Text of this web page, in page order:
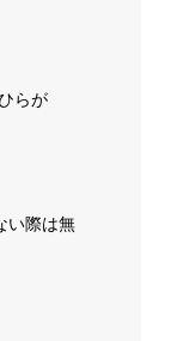
らが
い際は無